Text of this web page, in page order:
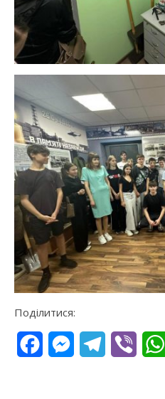
Поділитися:
FacebookMessengerTelegram
Viber